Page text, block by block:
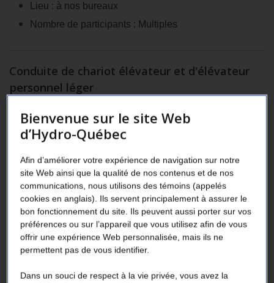
Lieu : à nos bureaux
Nombre de participants : Multiples
Conduite de chariot élévateur et d'élévateur
personnel léger
SAGUENAY
Montant : 515 745 $
Date de formation : Multidates
Lieu : à nos bureaux
Nombre de participants : Multiples
Utilisation de logiciel PLS_CADD ET PLS_LITE
Fournisseur : CIMA + S.E.N.C.
Montant : 257 263 $
Bienvenue sur le site Web
d’Hydro-Québec
Afin d’améliorer votre expérience de navigation sur notre
site Web ainsi que la qualité de nos contenus et de nos
communications, nous utilisons des témoins (appelés
cookies en anglais). Ils servent principalement à assurer le
bon fonctionnement du site. Ils peuvent aussi porter sur vos
préférences ou sur l’appareil que vous utilisez afin de vous
offrir une expérience Web personnalisée, mais ils ne
permettent pas de vous identifier.
Dans un souci de respect à la vie privée, vous avez la